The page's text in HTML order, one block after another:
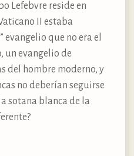
Lefebvre reside en
II estaba
evangelio que no era el
un evangelio de
del hombre moderno, y
no deberían seguirse
sotana blanca de la